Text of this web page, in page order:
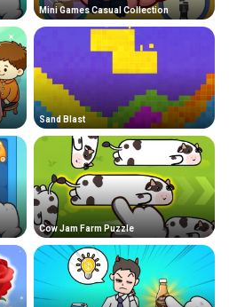
Mini Games Casual Collection
Sand Blast
Cow Jam Farm Puzzle